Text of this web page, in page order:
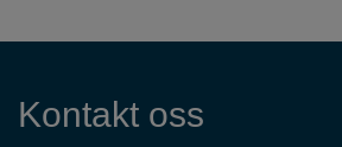
Kontaktinformasjon
Kontakt oss